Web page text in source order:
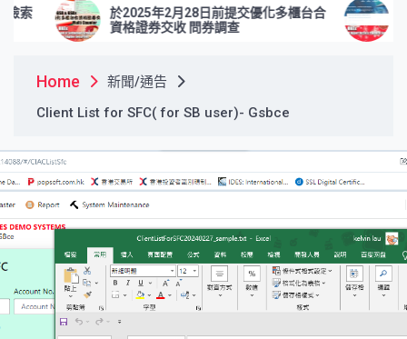
於2025年2月28日前提交優化多櫃台合
資格證券交收 問券調查
於2024年
台 (RAP)
Home
新聞/通告
Client List for SFC( for SB user)- Gsbce